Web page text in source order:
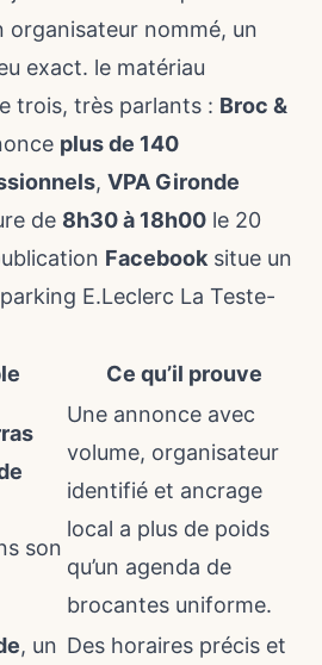
organisateur nommé, un
exact. le matériau
trois, très parlants : Broc &
plus de 140
, VPA Gironde
de 8h30 à 18h00 le 20
Facebook situe un
parking E.Leclerc La Teste-
Ce qu’il prouve
son
Une annonce avec
volume, organisateur
identifié et ancrage
local a plus de poids
qu’un agenda de
brocantes uniforme.
, un Des horaires précis et